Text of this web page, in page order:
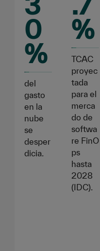
0
%
del
gasto
en la
nube
se
desper
dicia.
%
TCAC
proyec
tada
para el
merca
do de
softwa
re FinO
ps
hasta
2028
(IDC).